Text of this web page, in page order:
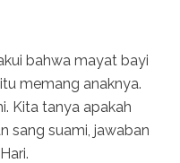
bahwa mayat bayi
memang anaknya.
Kita tanya apakah
sang suami, jawaban